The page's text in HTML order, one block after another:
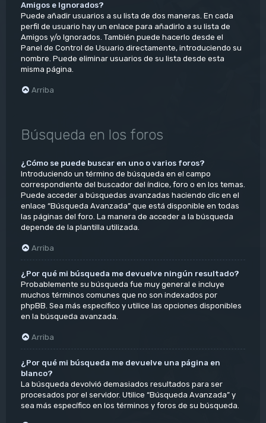
Amigos e Ignorados?
Puede añadir usuarios a su lista de dos maneras. En cada
perfil de usuario hay un enlace para añadirlo a su lista de
Amigos y/o Ignorados. También puede hacerlo desde el
Panel de Control de Usuario directamente, introduciendo su
nombre. Puede eliminar usuarios de su lista desde esta
misma página.
Arriba
Búsqueda en los foros
¿Cómo se puede buscar en uno o varios foros?
Introduciendo un término de búsqueda en el campo
correspondiente del buscador del índice, foro o en los temas.
Puede acceder a búsquedas avanzadas haciendo clic en el
enlace “Búsqueda Avanzada” que está disponible en todas
las páginas del foro. La manera de acceder a la búsqueda
depende de la plantilla utilizada.
Arriba
¿Por qué mi búsqueda me devuelve ningún resultado?
Probablemente su búsqueda fue muy general e incluye
muchos términos comunes que no son indexados por
phpBB. Sea más específico y utilice las opciones disponibles
en la búsqueda avanzada.
Arriba
¿Por qué mi búsqueda me devuelve una página en
blanco?
La búsqueda devolvió demasiados resultados para ser
procesados por el servidor. Utilice “Búsqueda Avanzada” y
sea más específico en los términos y foros de su búsqueda.